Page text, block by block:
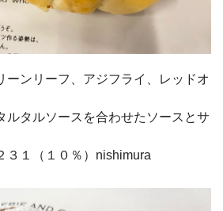
ーンリーフ、アジフライ、レッドオ
ルタルソースを合わせたソースとサ
３１（１０％）nishimura